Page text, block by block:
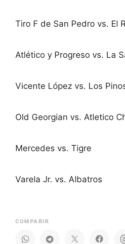
Tiro F de San Pedro vs. El
Atlético y Progreso vs. La
Vicente López vs. Los
Old Georgian vs. Atletico
Mercedes vs. Tigre
Varela Jr. vs. Albatros
COMPARIR